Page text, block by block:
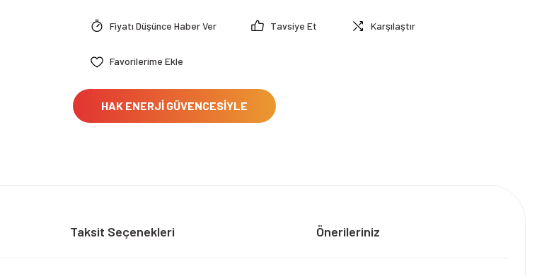
Fiyatı Düşünce Haber Ver Tavsiye Et Karşılaştır
HAK ENERJİ GÜVENCESİYLE
Taksit Seçenekleri Önerileriniz